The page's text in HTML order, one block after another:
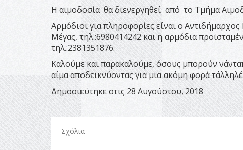
Η αιμοδοσία θα διενεργηθεί από το Τμήμα
Αρμόδιοι για πληροφορίες είναι ο
Μέγας, τηλ.:6980414242 και η αρμόδια
τηλ.:2381351876.
Καλούμε και παρακαλούμε, όσους μπορούν
αίμα αποδεικνύοντας για μια ακόμη φορά
Δημοσιεύτηκε στις 28 Αυγούστου, 2018
Σχόλια